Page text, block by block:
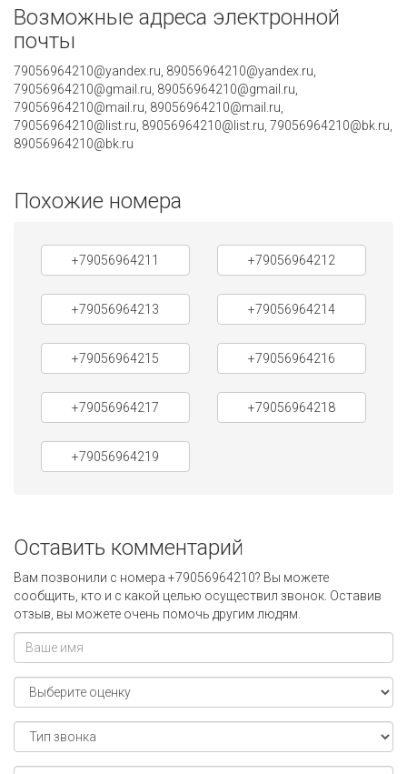
Возможные адреса электронной
почты
79056964210@yandex.ru, 89056964210@yandex.ru,
79056964210@gmail.ru, 89056964210@gmail.ru,
79056964210@mail.ru, 89056964210@mail.ru,
79056964210@list.ru, 89056964210@list.ru, 79056964210@bk.ru,
89056964210@bk.ru
Похожие номера
+79056964211 +79056964212
+79056964213 +79056964214
+79056964215 +79056964216
+79056964217 +79056964218
+79056964219
Оставить комментарий
Вам позвонили с номера +79056964210? Вы можете
сообщить, кто и с какой целью осуществил звонок. Оставив
отзыв, вы можете очень помочь другим людям.